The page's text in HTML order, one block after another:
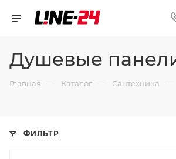
Душевые
Главная — Каталог — Сантехника —
ФИЛЬТР